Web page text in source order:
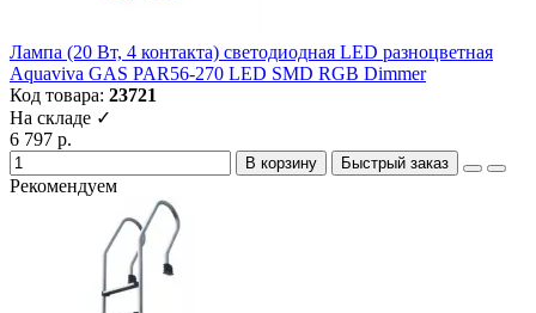
Лампа (20 Вт, 4 контакта) светодиодная LED разноцветная
Aquaviva GAS PAR56-270 LED SMD RGB Dimmer
Код товара: 23721
На складе ✓
6 797 р.
В корзину Быстрый заказ
Рекомендуем